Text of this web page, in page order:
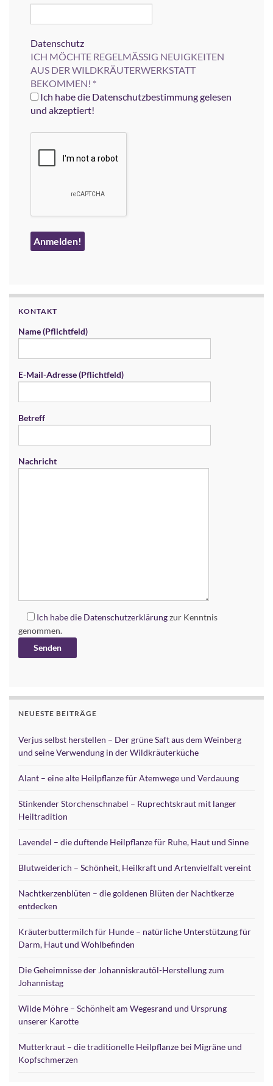
Datenschutz
ICH MÖCHTE REGELMÄSSIG NEUIGKEITEN
AUS DER WILDKRÄUTERWERKSTATT
BEKOMMEN! *
Ich habe die Datenschutzbestimmung gelesen
und akzeptiert!
KONTAKT
Name (Pflichtfeld)
E-Mail-Adresse (Pflichtfeld)
Betreff
Nachricht
Ich habe die Datenschutzerklärungzur Kenntnis
genommen.
NEUESTE BEITRÄGE
Verjus selbst herstellen – Der grüne Saft aus dem Weinberg
und seine Verwendung in der Wildkräuterküche
Alant – eine alte Heilpflanze für Atemwege und Verdauung
Stinkender Storchenschnabel – Ruprechtskraut mit langer
Heiltradition
Lavendel – die duftende Heilpflanze für Ruhe, Haut und Sinne
Blutweiderich – Schönheit, Heilkraft und Artenvielfalt vereint
Nachtkerzenblüten – die goldenen Blüten der Nachtkerze
entdecken
Kräuterbuttermilch für Hunde – natürliche Unterstützung für
Darm, Haut und Wohlbefinden
Die Geheimnisse der Johanniskrautöl-Herstellung zum
Johannistag
Wilde Möhre – Schönheit am Wegesrand und Ursprung
unserer Karotte
Mutterkraut – die traditionelle Heilpflanze bei Migräne und
Kopfschmerzen